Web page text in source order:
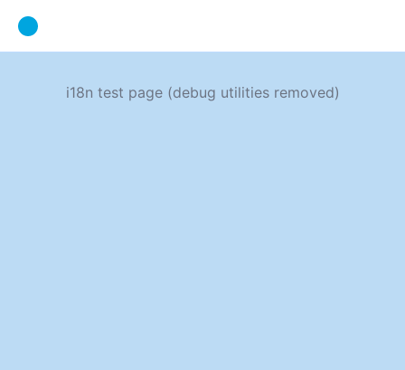
i18n test page (debug utilities removed)